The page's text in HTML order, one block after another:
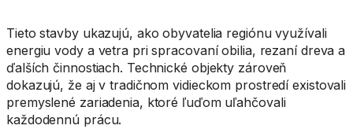
Tieto stavby ukazujú, ako obyvatelia regiónu využívali
energiu vody a vetra pri spracovaní obilia, rezaní dreva a
ďalších činnostiach. Technické objekty zároveň
dokazujú, že aj v tradičnom vidieckom prostredí existovali
premyslené zariadenia, ktoré ľuďom uľahčovali
každodennú prácu.